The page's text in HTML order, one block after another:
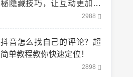
秘隐藏技巧，让互动更加轻
2988
抖音怎么找自己的评论？超
简单教程教你快速定位！
2898